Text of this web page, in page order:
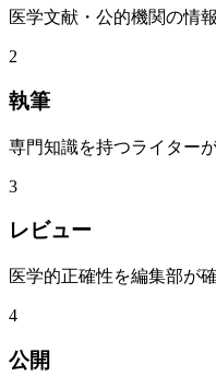
医学文献・公的機関の情
2
執筆
専門知識を持つライター
3
レビュー
医学的正確性を編集部が
4
公開